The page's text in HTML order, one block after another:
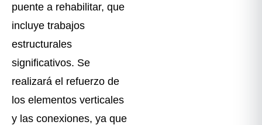
puente a rehabilitar, que
incluye trabajos
estructurales
significativos. Se
realizará el refuerzo de
los elementos verticales
y las conexiones, ya que